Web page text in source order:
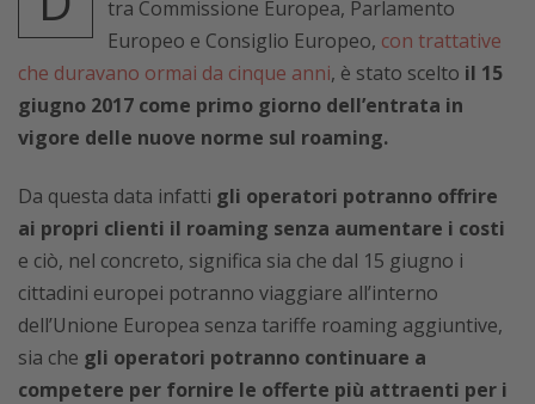
tra Commissione Europea, Parlamento
Europeo e Consiglio Europeo, con trattative
che duravano ormai da cinque anni, è stato scelto il 15
giugno 2017 come primo giorno dell’entrata in
vigore delle nuove norme sul roaming.
Da questa data infatti gli operatori potranno offrire
ai propri clienti il roaming senza aumentare i costi
e ciò, nel concreto, significa sia che dal 15 giugno i
cittadini europei potranno viaggiare all’interno
dell’Unione Europea senza tariffe roaming aggiuntive,
sia che gli operatori potranno continuare a
competere per fornire le offerte più attraenti per i